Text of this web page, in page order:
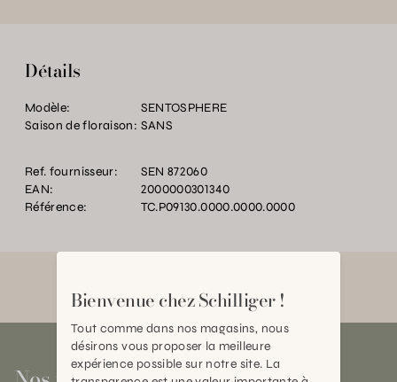
Détails
Modèle:
SENTOSPHERE
Saison de floraison: SANS
Ref. fournisseur:
SEN 872060
EAN:
2000000301340
Référence:
TC.P09130.0000.0000.0000
Bienvenue chez Schilliger !
Tout comme dans nos magasins, nous
désirons vous proposer la meilleure
expérience possible sur notre site. La